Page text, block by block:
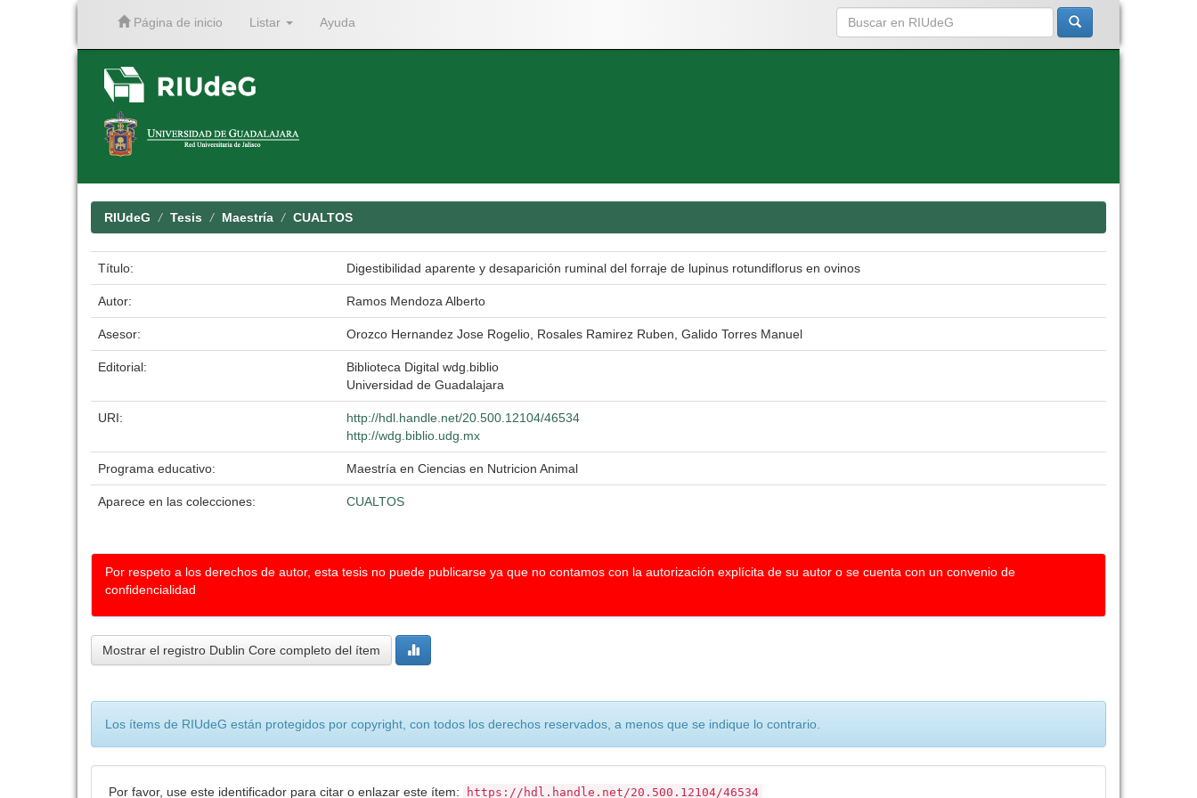
Página de inicio Listar Ayuda
RIUdeG Tesis Maestría CUALTOS
Título: Digestibilidad aparente y desaparición ruminal del forraje de lupinus rotundiflorus en ovinos
Autor: Ramos Mendoza Alberto
Asesor: Orozco Hernandez Jose Rogelio, Rosales Ramirez Ruben, Galido Torres Manuel
Editorial:
Biblioteca Digital wdg.biblio
Universidad de Guadalajara
URI:
http://hdl.handle.net/20.500.12104/46534
http://wdg.biblio.udg.mx
Programa educativo: Maestría en Ciencias en Nutricion Animal
Aparece en las colecciones: CUALTOS
Por respeto a los derechos de autor, esta tesis no puede publicarse ya que no contamos con la autorización explícita de su autor o se cuenta con un convenio de
confidencialidad
Mostrar el registro Dublin Core completo del ítem
Los ítems de RIUdeG están protegidos por copyright, con todos los derechos reservados, a menos que se indique lo contrario.
Por favor, use este identificador para citar o enlazar este ítem: https://hdl.handle.net/20.500.12104/46534